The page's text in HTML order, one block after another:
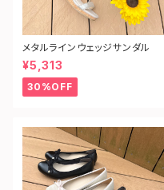
メタルラインウェッジサンダル
¥5,313
30%OFF